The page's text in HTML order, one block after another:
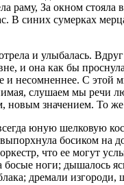
раму, За окном стояла
В синих сумерках
и улыбалась.
и она как бы
и несомненнее. С этой
слушаем мы речи
новым значением. То
юную шелковую
босиком на
что ее могут
босые ноги; дышалось
дремали